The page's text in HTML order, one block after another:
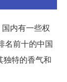
内有一些权
名前十的中国
独特的香气和